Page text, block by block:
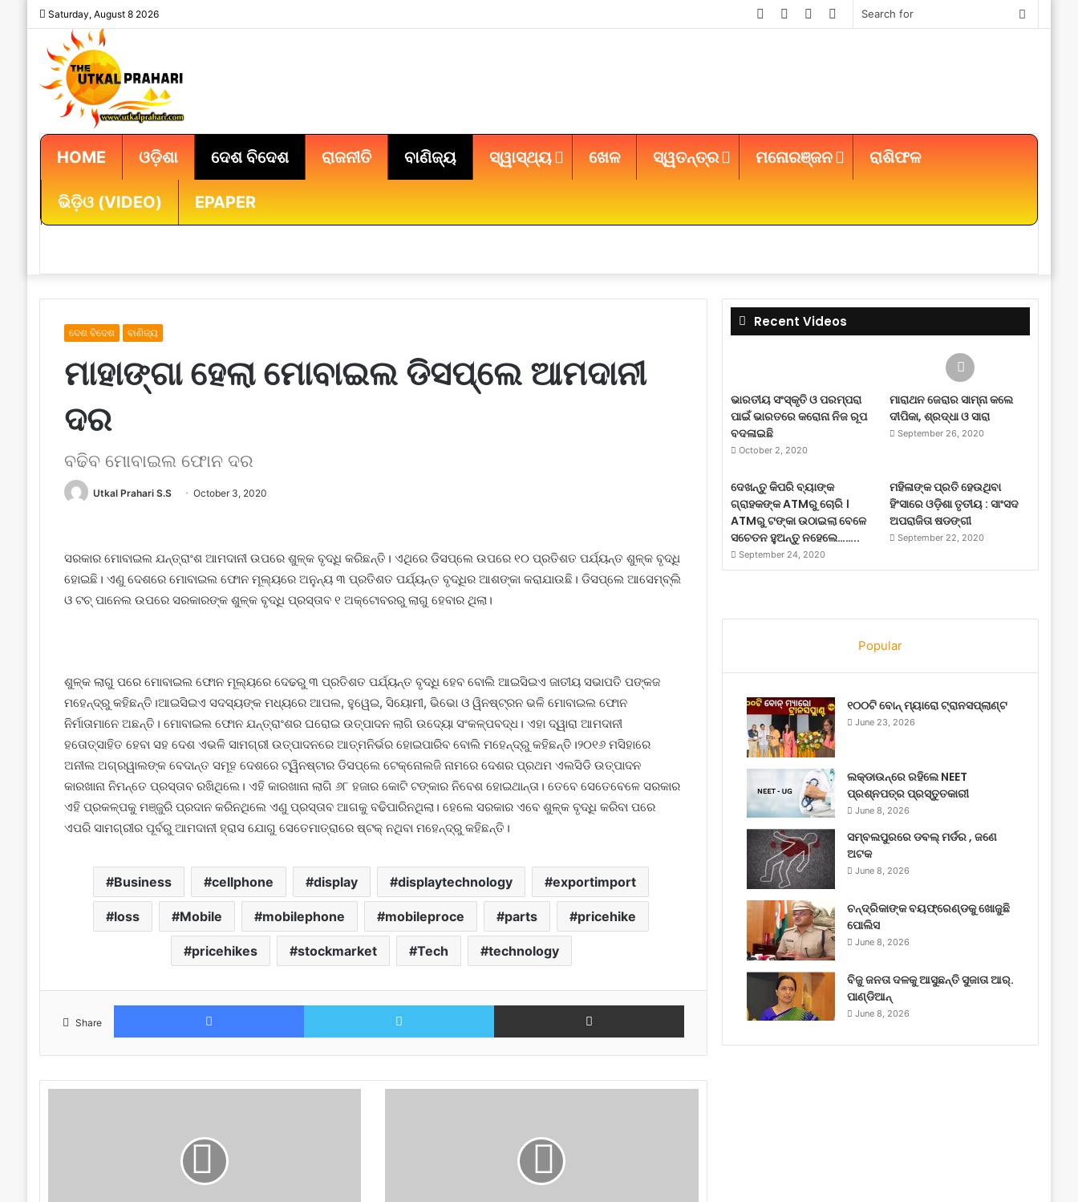
Saturday, August 8 2026
Search
Instagram
YouTube
Twitter
Facebook
HOME ଓଡ଼ିଶା ଦେଶ ବିଦେଶ ରାଜନୀତି ବାଣିଜ୍ୟ ସ୍ୱାସ୍ଥ୍ୟ ଖେଳ ସ୍ୱତନ୍ତ୍ର ମନୋରଞ୍ଜନ ରାଶିଫଳ
ଭିଡ଼ିଓ (VIDEO) EPAPER
ଦେଶ ବିଦେଶ ବାଣିଜ୍ୟ
ମାହାଙ୍ଗା ହେଲା ମୋବାଇଲ ଡିସପ୍ଲେ ଆମଦାନୀ
ଦର
ବଢିବ ମୋବାଇଲ ଫୋନ ଦର
Utkal Prahari S.S October 3, 2020
ସରକାର ମୋବାଇଲ ଯନ୍ତ୍ରାଂଶ ଆମଦାନୀ ଉପରେ ଶୁଳ୍କ ବୃଦ୍ଧି କରିଛନ୍ତି। ଏଥିରେ ଡିସପ୍ଲେ ଉପରେ ୧୦ ପ୍ରତିଶତ ପର୍ଯ୍ୟନ୍ତ ଶୁଳ୍କ ବୃଦ୍ଧି
ହୋଇଛି। ଏଣୁ ଦେଶରେ ମୋବାଇଲ ଫୋନ ମୂଲ୍ୟରେ ଅନୁନ୍ୟ ୩ ପ୍ରତିଶତ ପର୍ଯ୍ୟନ୍ତ ବୃଦ୍ଧିର ଆଶଙ୍କା କରାଯାଉଛି। ଡିସପ୍ଲେ ଆସେମ୍ବ୍ଲି
ଓ ଟଚ୍ ପାନେଲ ଉପରେ ସରକାରଙ୍କ ଶୁଳ୍କ ବୃଦ୍ଧି ପ୍ରସ୍ତାବ ୧ ଅକ୍ଟୋବରରୁ ଲାଗୁ ହେବାର ଥିଲା।
ଶୁଳ୍କ ଲାଗୁ ପରେ ମୋବାଇଲ ଫୋନ ମୂଲ୍ୟରେ ଦେଢରୁ ୩ ପ୍ରତିଶତ ପର୍ଯ୍ୟନ୍ତ ବୃଦ୍ଧି ହେବ ବୋଲି ଆଇସିଇଏ ଜାତୀୟ ସଭାପତି ପଙ୍କଜ
ମହେନ୍ଦ୍ରୁ କହିଛନ୍ତି।ଆଇସିଇଏ ସଦସ୍ୟଙ୍କ ମଧ୍ୟରେ ଆପଲ, ହୁୱେଇ, ସିୟୋମୀ, ଭିଭୋ ଓ ୱିନଷ୍ଟ୍ରନ ଭଳି ମୋବାଇଲ ଫୋନ
ନିର୍ମାତାମାନେ ଅଛନ୍ତି। ମୋବାଇଲ ଫୋନ ଯନ୍ତ୍ରାଂଶର ଘରୋଇ ଉତ୍ପାଦନ ଲାଗି ଉଦ୍ୟୋ ସଂକଳ୍ପବଦ୍ଧ। ଏହା ଦ୍ୱାରା ଆମଦାନୀ
ହତୋତ୍ସାହିତ ହେବା ସହ ଦେଶ ଏଭଳି ସାମଗ୍ରୀ ଉତ୍ପାଦନରେ ଆତ୍ମନିର୍ଭର ହୋଇପାରିବ ବୋଲି ମହେନ୍ଦ୍ରୁ କହିଛନ୍ତି।୨୦୧୬ ମସିହାରେ
ଅନୀଲ ଅଗ୍ରୱାଲଙ୍କ ବେଦାନ୍ତ ସମୂହ ଦେଶରେ ଟ୍ୱିନଷ୍ଟାର ଡିସପ୍ଲେ ଟେକ୍ନୋଲଜି ନାମରେ ଦେଶର ପ୍ରଥମ ଏଲସିଡି ଉତ୍ପାଦନ
କାରଖାନା ନିମନ୍ତେ ପ୍ରସ୍ତାବ ରଖିଥିଲେ। ଏହି କାରଖାନା ଲାଗି ୬୮ ହଜାର କୋଟି ଟଙ୍କାର ନିବେଶ ହୋଇଥାନ୍ତା। ତେବେ ସେତେବେଳେ ସରକାର
ଏହି ପ୍ରକଳ୍ପକୁ ମଞ୍ଜୁରି ପ୍ରଦାନ କରିନଥିଲେ ଏଣୁ ପ୍ରସ୍ତାବ ଆଗକୁ ବଢିପାରିନଥିଲା। ହେଲେ ସରକାର ଏବେ ଶୁଳ୍କ ବୃଦ୍ଧି କରିବା ପରେ
ଏପରି ସାମଗ୍ରୀର ପୂର୍ବରୁ ଆମଦାନୀ ହ୍ରାସ ଯୋଗୁ ସେତେମାତ୍ରାରେ ଷ୍ଟକ୍ ନଥିବା ମହେନ୍ଦ୍ରୁ କହିଛନ୍ତି।
Business cellphone display displaytechnology exportimport
loss Mobile mobilephone mobileproce parts pricehike
pricehikes stockmarket Tech technology
Share
Facebook Twitter Share via Email
Recent Videos
ଭାରତୀୟ ସଂସ୍କୃତି ଓ ପରମ୍ପରା
ପାଇଁ ଭାରତରେ କରୋନା ନିଜ ରୂପ
ବଦଳାଇଛି
October 2, 2020
ମାରାଥନ ଜେରାର ସାମ୍ନା କଲେ
ଦୀପିକା, ଶ୍ରଦ୍ଧା ଓ ସାରା
September 26, 2020
ଦେଖନ୍ତୁ କିପରି ବ୍ୟାଙ୍କ
ଗ୍ରାହକଙ୍କ ATMରୁ ଚୋରି ।
ATMରୁ ଟଙ୍କା ଉଠାଇଲା ବେଳେ
ସଚେତନ ହୁଅନ୍ତୁ ନହେଲେ……..
September 24, 2020
ମହିଳାଙ୍କ ପ୍ରତି ହେଉଥିବା
ହିଂସାରେ ଓଡ଼ିଶା ତୃତୀୟ : ସାଂସଦ
ଅପରାଜିତା ଷଡଙ୍ଗୀ
September 22, 2020
Popular
୧୦୦ଟି ବୋନ୍ ମ୍ୟାରୋ ଟ୍ରାନସପ୍ଲାଣ୍ଟ
June 23, 2026
ଲକ୍‌ଡାଉନ୍‌ରେ ରହିଲେ NEET
ପ୍ରଶ୍ନପତ୍ର ପ୍ରସ୍ତୁତକାରୀ
June 8, 2026
ସମ୍ବଲପୁରରେ ଡବଲ୍ ମର୍ଡର , ଜଣେ
ଅଟକ
June 8, 2026
ଚନ୍ଦ୍ରିକାଙ୍କ ବୟଫ୍ରେଣ୍ଡକୁ ଖୋଜୁଛି
ପୋଲିସ
June 8, 2026
ବିଜୁ ଜନତା ଦଳକୁ ଆସୁଛନ୍ତି ସୁଜାତା ଆର୍‌.
ପାଣ୍ଡିଆନ୍
June 8, 2026